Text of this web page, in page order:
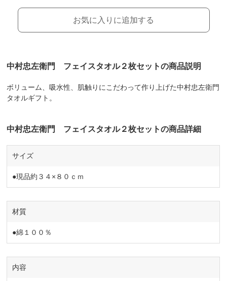
お気に入りに追加する
中村忠左衛門 フェイスタオル２枚セットの商品説明
ボリューム、吸水性、肌触りにこだわって作り上げた中村忠左衛門
タオルギフト。
中村忠左衛門 フェイスタオル２枚セットの商品詳細
サイズ
●現品約３４×８０ｃｍ
材質
●綿１００％
内容